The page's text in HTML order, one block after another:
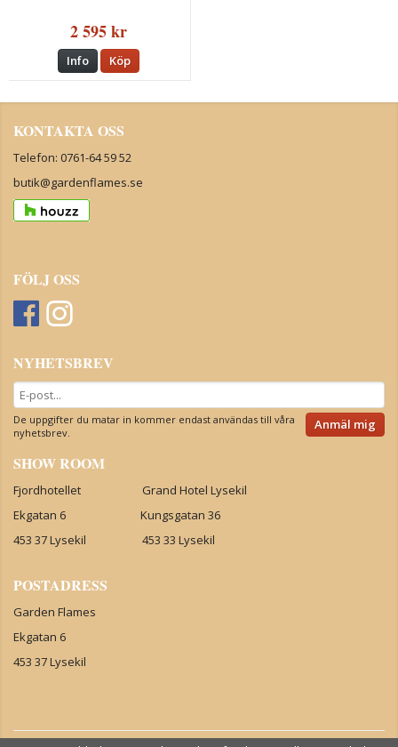
2 595 kr
Info Köp
KONTAKTA OSS
Telefon: 0761-64 59 52
butik@gardenflames.se
FÖLJ OSS
NYHETSBREV
Anmäl mig
De uppgifter du matar in kommer endast användas till våra
nyhetsbrev.
SHOW ROOM
Fjordhotellet Grand Hotel Lysekil
Ekgatan 6 Kungsgatan 36
453 37 Lysekil 453 33 Lysekil
POSTADRESS
Garden Flames
Ekgatan 6
453 37 Lysekil